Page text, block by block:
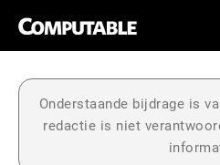
Onderstaande bijdrage is
redactie is niet